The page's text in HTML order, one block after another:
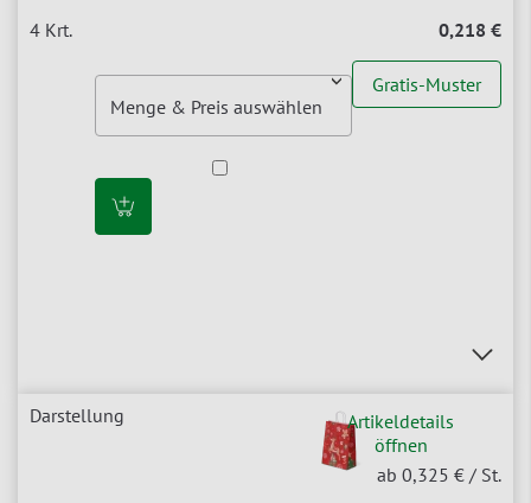
0,218 €
Gratis-Muster
Artikeldetails
öffnen
ab 0,325 € / St.